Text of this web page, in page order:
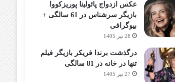
عکس ازدواج پائولینا پوریزکووا
بازیگر سرشناس در 61 سالگی +
بیوگرافی
28 تیر 1405
درگذشت برندا فریکر بازیگر فیلم
تنها در خانه در 81 سالگی
27 تیر 1405